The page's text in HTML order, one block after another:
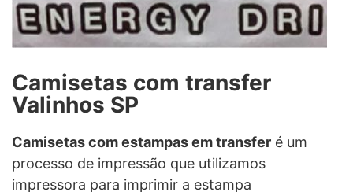
Camisetas com transfer
Valinhos SP
Camisetas com estampas em transfer é um
processo de impressão que utilizamos
impressora para imprimir a estampa